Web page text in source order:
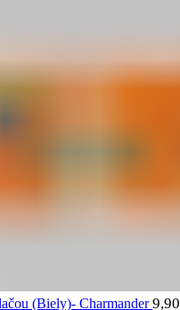
(Biely)- Charmander9,90